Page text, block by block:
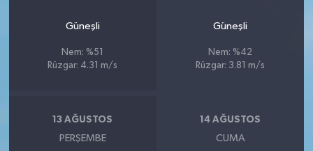
Güneşli
Nem: %51
Rüzgar: 4.31 m/s
Güneşli
Nem: %42
Rüzgar: 3.81 m/s
13 AĞUSTOS
PERŞEMBE
14 AĞUSTOS
CUMA